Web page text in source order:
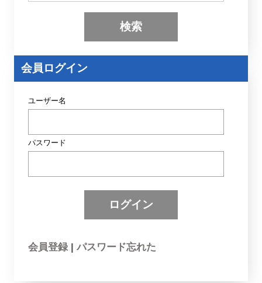
検
ー
ド
)
会員ログイン
ユーザー名
パスワード
会員登録| パスワード忘れた